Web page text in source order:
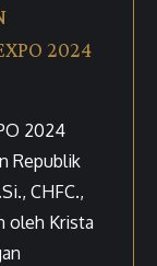
2024
2024
Republik
CHFC.,
oleh Krista